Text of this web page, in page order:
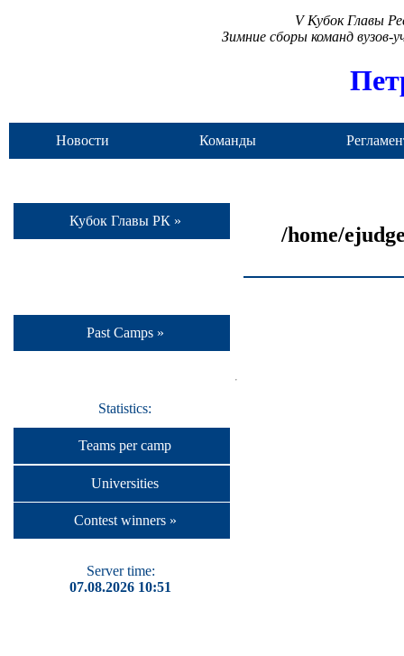
V Кубок Главы
Зимние сборы команд
Новости Команды
Кубок Главы РК »
Past Camps »
Statistics:
Teams per camp
Universities
Contest winners »
Server time:
07.08.2026 10:51
/home/